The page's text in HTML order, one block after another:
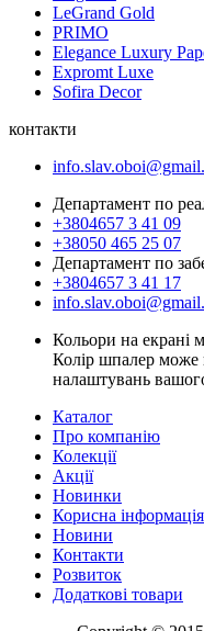
LeGrand Gold
PRIMO
Elegance Luxury
Expromt Luxe
Sofira Decor
контакти
Департамент по
+3804657 3 41 09
+38050 465 25 07
Департамент по
+3804657 3 41 17
Кольори на екрані
Колір шпалер може
налаштувань
Каталог
Про компанію
Колекції
Акції
Новинки
Корисна інформація
Новини
Контакти
Розвиток
Додаткові товари